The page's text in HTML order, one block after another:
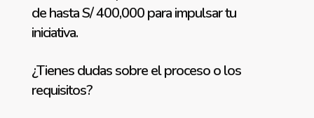
de hasta S/ 400,000 para impulsar tu
iniciativa.
¿Tienes dudas sobre el proceso o los
requisitos?